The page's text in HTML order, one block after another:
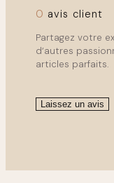
0 avis client
Partagez votre
d’autres
articles parfaits.
Laissez un avis